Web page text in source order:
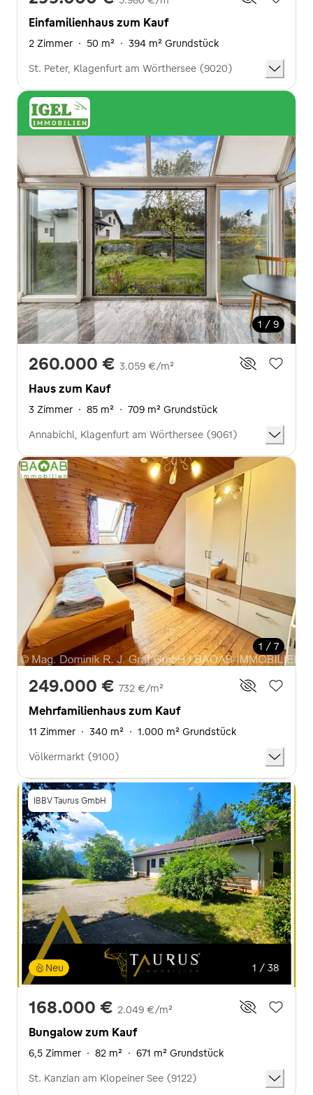
Einfamilienhaus zum Kauf
2 Zimmer · 50 m² · 394 m² Grundstück
St. Peter, Klagenfurt am Wörthersee (9020)
1 / 9
260.000 € 3.059 €/m²
Haus zum Kauf
3 Zimmer · 85 m² · 709 m² Grundstück
Annabichl, Klagenfurt am Wörthersee (9061)
1 / 7
249.000 € 732 €/m²
Mehrfamilienhaus zum Kauf
11 Zimmer · 340 m² · 1.000 m² Grundstück
Völkermarkt (9100)
IBBV Taurus GmbH
1 / 38
Neu
168.000 € 2.049 €/m²
Bungalow zum Kauf
6,5 Zimmer · 82 m² · 671 m² Grundstück
St. Kanzian am Klopeiner See (9122)